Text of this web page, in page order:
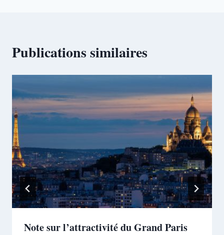
Publications similaires
Note sur l’attractivité du Grand Paris